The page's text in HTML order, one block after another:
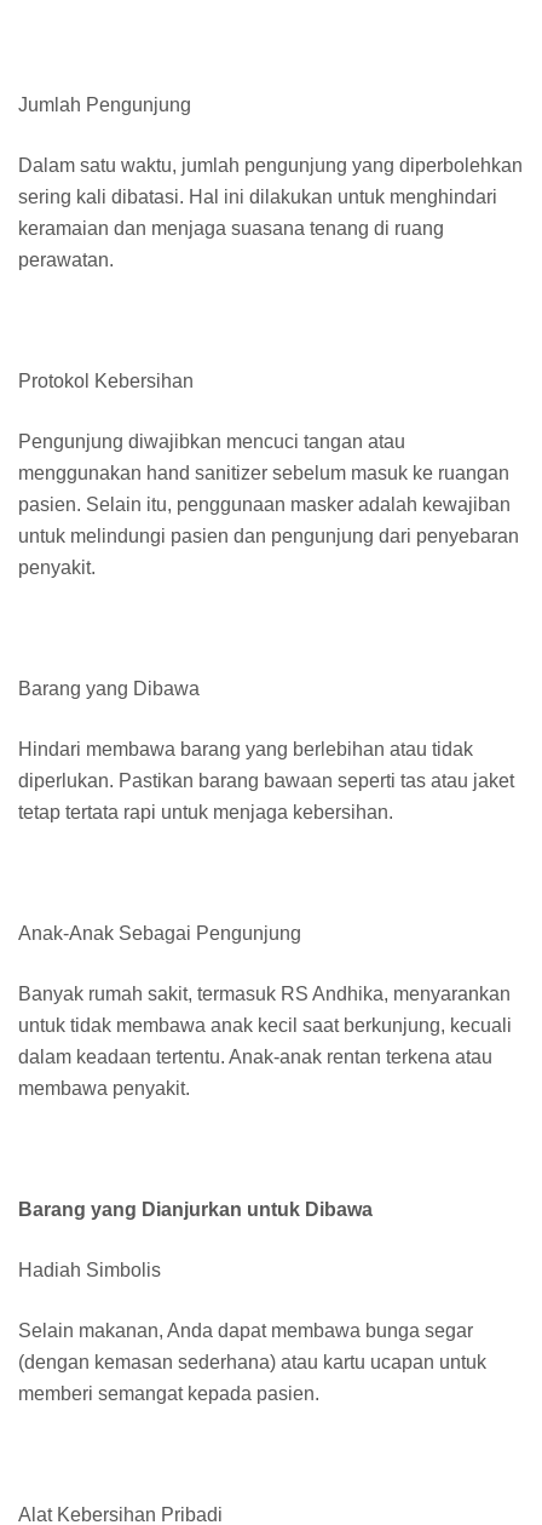
Jumlah Pengunjung
Dalam satu waktu, jumlah pengunjung yang diperbolehkan
sering kali dibatasi. Hal ini dilakukan untuk menghindari
keramaian dan menjaga suasana tenang di ruang
perawatan.
Protokol Kebersihan
Pengunjung diwajibkan mencuci tangan atau
menggunakan hand sanitizer sebelum masuk ke ruangan
pasien. Selain itu, penggunaan masker adalah kewajiban
untuk melindungi pasien dan pengunjung dari penyebaran
penyakit.
Barang yang Dibawa
Hindari membawa barang yang berlebihan atau tidak
diperlukan. Pastikan barang bawaan seperti tas atau jaket
tetap tertata rapi untuk menjaga kebersihan.
Anak-Anak Sebagai Pengunjung
Banyak rumah sakit, termasuk RS Andhika, menyarankan
untuk tidak membawa anak kecil saat berkunjung, kecuali
dalam keadaan tertentu. Anak-anak rentan terkena atau
membawa penyakit.
Barang yang Dianjurkan untuk Dibawa
Hadiah Simbolis
Selain makanan, Anda dapat membawa bunga segar
(dengan kemasan sederhana) atau kartu ucapan untuk
memberi semangat kepada pasien.
Alat Kebersihan Pribadi